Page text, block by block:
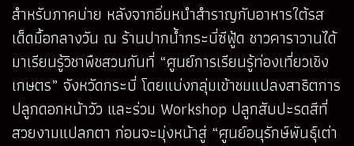
สำหรับภาคบ่าย หลังจากอิ่มหนำสำราญกับอาหารใต้รส
เด็ดมื้อกลางวัน ณ ร้านปากน้ำกระบี่ซีฟู้ด ชาวคาราวานได้
มาเรียนรู้วิชาพืชสวนกันที่ “ศูนย์การเรียนรู้ท่องเที่ยวเชิง
เกษตร” จังหวัดกระบี่ โดยแบ่งกลุ่มเข้าชมแปลงสาธิตการ
ปลูกดอกหน้าวัว และร่วม Workshop ปลูกสับปะรดสีที่
สวยงามแปลกตา ก่อนจะมุ่งหน้าสู่ “ศูนย์อนุรักษ์พันธุ์เต่า